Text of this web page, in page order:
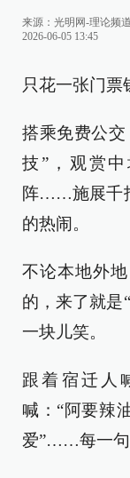
来源： 光明网-理论频道
2026-06-05 13:45
只花一张门票
搭乘免费公
技”，观赏
阵……施展千
的热闹。
不论本地外
的，来了就是
一块儿笑。
跟着宿迁人
喊：“阿要辣
爱”……每一句